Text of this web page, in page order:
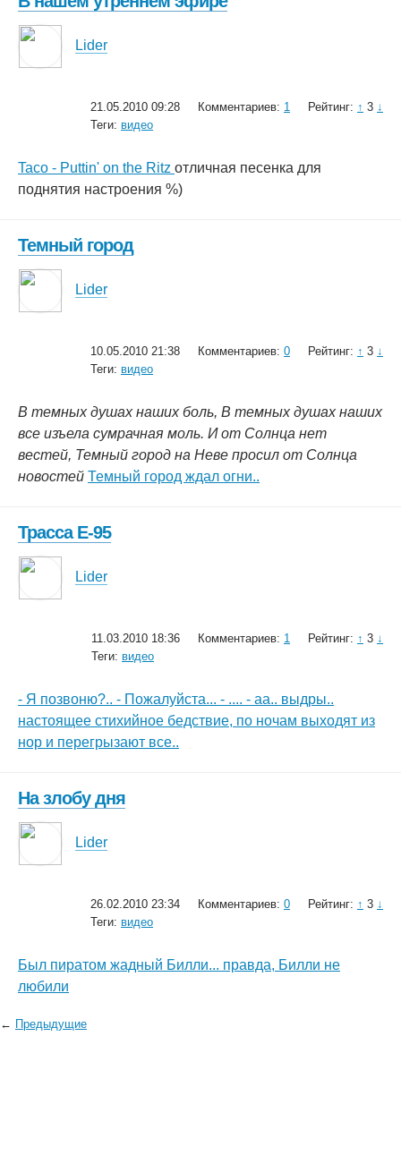
Lider
21.05.2010 09:28 Комментариев: 1 Рейтинг: ↑ 3 ↓
Теги: видео
Taco - Puttin' on the Ritz отличная песенка для
поднятия настроения %)
Темный город
Lider
10.05.2010 21:38 Комментариев: 0 Рейтинг: ↑ 3 ↓
Теги: видео
В темных душах наших боль, В темных душах наших
все изъела сумрачная моль. И от Солнца нет
вестей, Темный город на Неве просил от Солнца
новостей Темный город ждал огни..
Трасса Е-95
Lider
11.03.2010 18:36 Комментариев: 1 Рейтинг: ↑ 3 ↓
Теги: видео
- Я позвоню?.. - Пожалуйста... - .... - аа.. выдры..
настоящее стихийное бедствие, по ночам выходят из
нор и перегрызают все..
На злобу дня
Lider
26.02.2010 23:34 Комментариев: 0 Рейтинг: ↑ 3 ↓
Теги: видео
Был пиратом жадный Билли... правда, Билли не
любили
← Предыдущие